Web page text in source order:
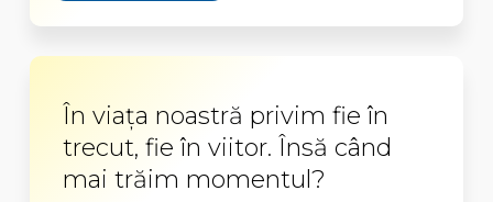
În viaţa noastră privim fie în
trecut, fie în viitor. Însă când
mai trăim momentul?